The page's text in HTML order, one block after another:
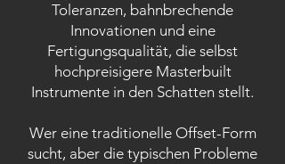
Toleranzen, bahnbrechende
Innovationen und eine
Fertigungsqualität, die selbst
hochpreisigere Masterbuilt
Instrumente in den Schatten stellt.
Wer eine traditionelle Offset-Form
sucht, aber die typischen Probleme